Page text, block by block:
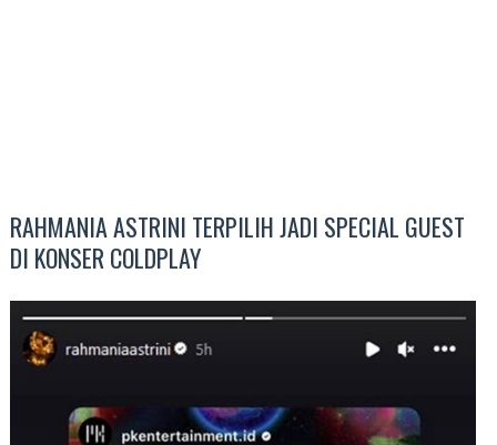
RAHMANIA ASTRINI TERPILIH JADI SPECIAL GUEST
DI KONSER COLDPLAY